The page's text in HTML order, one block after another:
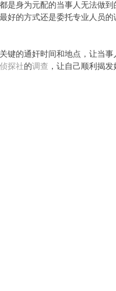
是身为元配的当事人无法做
好的方式还是委托专业人员
键的通奸时间和地点，让当
侦探社的调查 ，让自己顺利揭